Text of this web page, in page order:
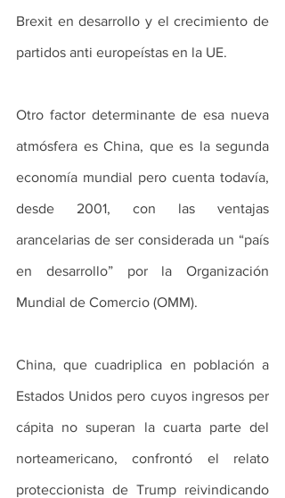
Brexit en desarrollo y el crecimiento de
partidos anti europeístas en la UE.
Otro factor determinante de esa nueva
atmósfera es China, que es la segunda
economía mundial pero cuenta todavía,
desde 2001, con las ventajas
arancelarias de ser considerada un “país
en desarrollo” por la Organización
Mundial de Comercio (OMM).
China, que cuadriplica en población a
Estados Unidos pero cuyos ingresos per
cápita no superan la cuarta parte del
norteamericano, confrontó el relato
proteccionista de Trump reivindicando